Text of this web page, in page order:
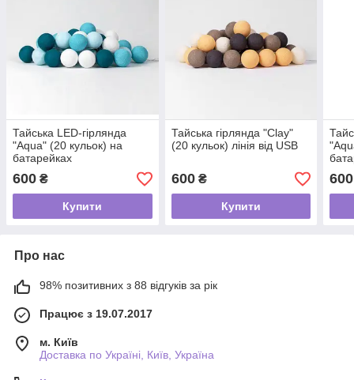
Тайська LED-гірлянда
"Aqua" (20 кульок) на
батарейках
600 ₴
Купити
Тайська гірлянда "Clay"
(20 кульок) лінія від USB
600₴
Купити
600
Про нас
98% позитивних з 88 відгуків за рік
Працює з 19.07.2017
м. Київ
Доставка по Україні, Київ, Україна